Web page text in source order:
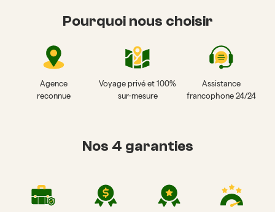
Pourquoi nous choisir
Agence
reconnue
Voyage privé et 100%
sur-mesure
Assistance
francophone 24/24
Nos 4 garanties